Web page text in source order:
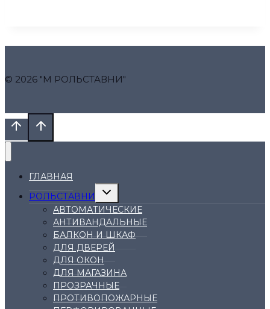
© 2026 "М РОЛЬСТАВНИ"
ГЛАВНАЯ
РОЛЬСТАВНИ
Переключить
меню
АВТОМАТИЧЕСКИЕ
АНТИВАНДАЛЬНЫЕ
БАЛКОН И ШКАФ
ДЛЯ ДВЕРЕЙ
ДЛЯ ОКОН
ДЛЯ МАГАЗИНА
ПРОЗРАЧНЫЕ
ПРОТИВОПОЖАРНЫЕ